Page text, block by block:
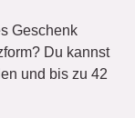
Geschenk
Du kannst
und bis zu 42